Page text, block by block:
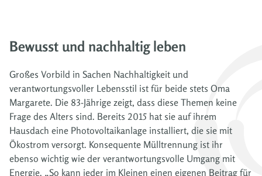
Bewusst und nachhaltig leben
Großes Vorbild in Sachen Nachhaltigkeit und
verantwortungsvoller Lebensstil ist für beide stets Oma
Margarete. Die 83-Jährige zeigt, dass diese Themen keine
Frage des Alters sind. Bereits 2015 hat sie auf ihrem
Hausdach eine Photovoltaikanlage installiert, die sie mit
Ökostrom versorgt. Konsequente Mülltrennung ist ihr
ebenso wichtig wie der verantwortungsvolle Umgang mit
Energie. „So kann jeder im Kleinen einen eigenen Beitrag für